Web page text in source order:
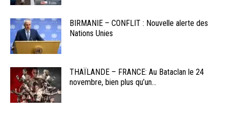
BIRMANIE – CONFLIT : Nouvelle alerte des
Nations Unies
THAÏLANDE – FRANCE: Au Bataclan le 24
novembre, bien plus qu’un...